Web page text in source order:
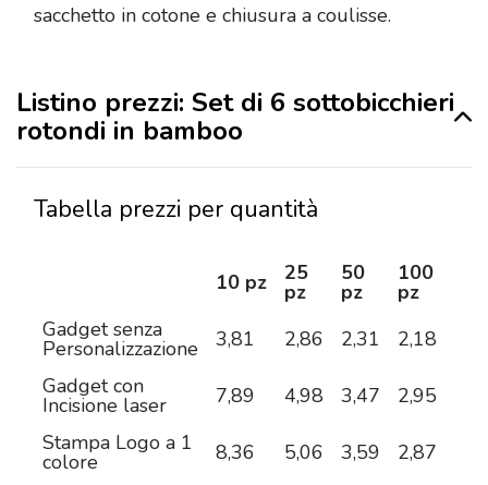
sacchetto in cotone e chiusura a coulisse.
Listino prezzi: Set di 6 sottobicchieri
rotondi in bamboo
Tabella prezzi per quantità
10 pz 25
pz
50
pz
100
pz
Gadget senza
Personalizzazione 3,81 2,86 2,31 2,18
Gadget con
Incisione laser 7,89 4,98 3,47 2,95
Stampa Logo a 1
colore 8,36 5,06 3,59 2,87